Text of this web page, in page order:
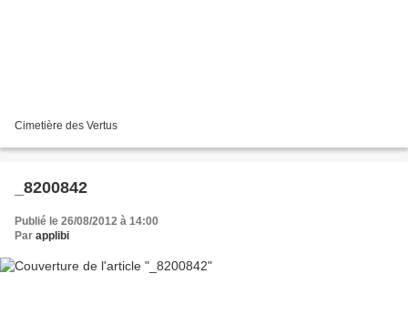
Cimetière des Vertus
_8200842
Publié le 26/08/2012 à 14:00
Par applibi